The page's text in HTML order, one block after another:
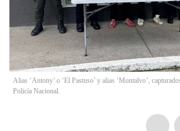
Alias ‘Antony’ o ‘El Pastuso’ y alias ‘Montalvo’,
Policía Nacional.